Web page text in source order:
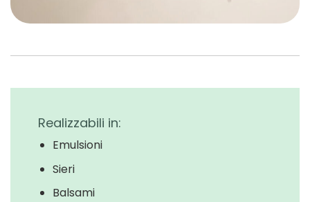
Realizzabili in:
Emulsioni
Sieri
Balsami